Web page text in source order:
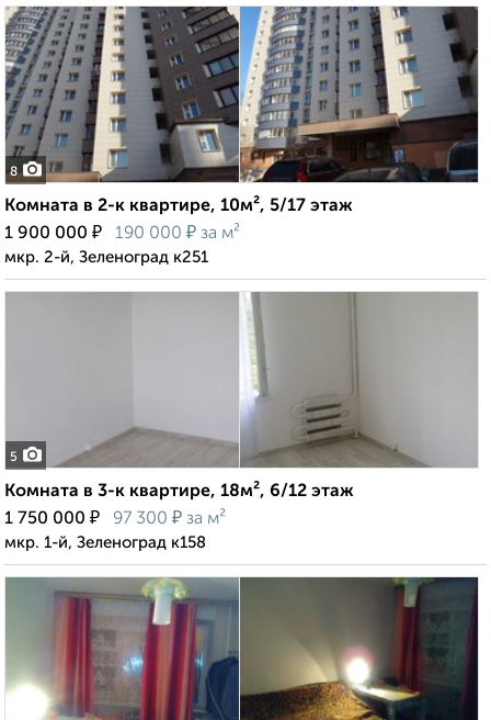
8
Комната в 2-к квартире, 10м², 5/17 этаж
1 900 000 ₽ 190 000 ₽ за м²
мкр. 2-й, Зеленоград к251
5
Комната в 3-к квартире, 18м², 6/12 этаж
1 750 000 ₽ 97 300 ₽ за м²
мкр. 1-й, Зеленоград к158